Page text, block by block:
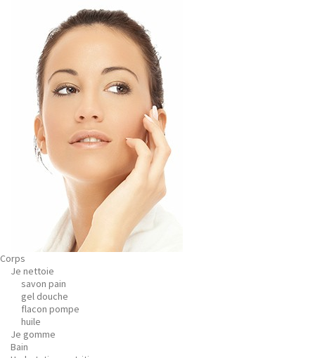
Corps
Je nettoie
savon pain
gel douche
flacon pompe
huile
Je gomme
Bain